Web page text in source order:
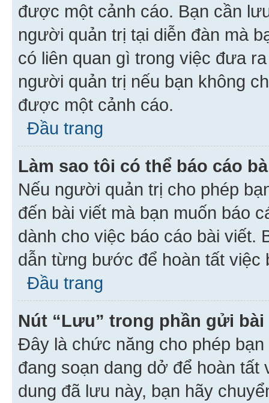
được một cảnh cáo. Bạn cần
người quản trị tại diễn đàn mà
có liên quan gì trong việc đưa
người quản trị nếu bạn không
được một cảnh cáo.
Đầu trang
Làm sao tôi có thể báo cáo
Nếu người quản trị cho phép
đến bài viết mà bạn muốn báo
dành cho việc báo cáo bài viết.
dẫn từng bước để hoàn tất việc
Đầu trang
Nút “Lưu” trong phần gửi
Đây là chức năng cho phép
đang soạn dang dở để hoàn
dung đã lưu này, bạn hãy